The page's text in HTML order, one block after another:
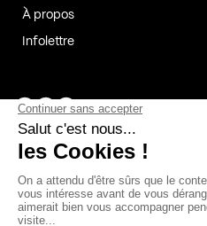
À propos
Infolettre
Page Facebook de Kollectif
Page Instagram de
Page Linkedin de